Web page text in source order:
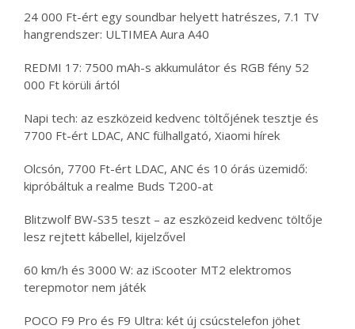
24 000 Ft-ért egy soundbar helyett hatrészes, 7.1 TV
hangrendszer: ULTIMEA Aura A40
REDMI 17: 7500 mAh-s akkumulátor és RGB fény 52
000 Ft körüli ártól
Napi tech: az eszközeid kedvenc töltőjének tesztje és
7700 Ft-ért LDAC, ANC fülhallgató, Xiaomi hírek
Olcsón, 7700 Ft-ért LDAC, ANC és 10 órás üzemidő:
kipróbáltuk a realme Buds T200-at
Blitzwolf BW-S35 teszt – az eszközeid kedvenc töltője
lesz rejtett kábellel, kijelzővel
60 km/h és 3000 W: az iScooter MT2 elektromos
terepmotor nem játék
POCO F9 Pro és F9 Ultra: két új csúcstelefon jöhet